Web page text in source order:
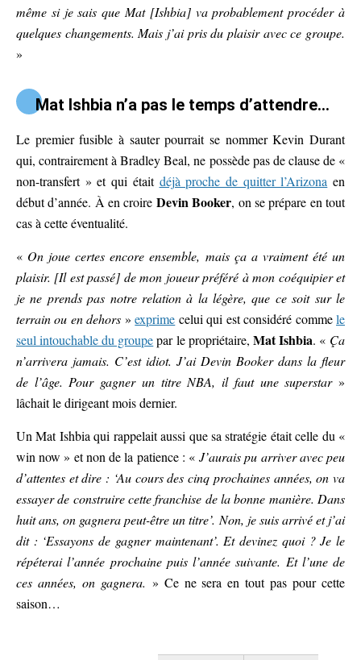
même si je sais que Mat [Ishbia] va probablement procéder à
quelques changements. Mais j’ai pris du plaisir avec ce groupe.
»
Mat Ishbia n’a pas le temps d’attendre…
Le premier fusible à sauter pourrait se nommer Kevin Durant
qui, contrairement à Bradley Beal, ne possède pas de clause de «
non-transfert » et qui était déjà proche de quitter l’Arizona en
début d’année. À en croire Devin Booker, on se prépare en tout
cas à cette éventualité.
« On joue certes encore ensemble, mais ça a vraiment été un
plaisir. [Il est passé] de mon joueur préféré à mon coéquipier et
je ne prends pas notre relation à la légère, que ce soit sur le
terrain ou en dehors »exprime celui qui est considéré commele
seul intouchable du groupepar le propriétaire, Mat Ishbia. « Ça
n’arrivera jamais. C’est idiot. J’ai Devin Booker dans la fleur
de l’âge. Pour gagner un titre NBA, il faut une superstar»
lâchait le dirigeant mois dernier.
Un Mat Ishbia qui rappelait aussi que sa stratégie était celle du «
win now » et non de la patience : «J’aurais pu arriver avec peu
d’attentes et dire : ‘Au cours des cinq prochaines années, on va
essayer de construire cette franchise de la bonne manière. Dans
huit ans, on gagnera peut-être un titre’. Non, je suis arrivé et j’ai
dit : ‘Essayons de gagner maintenant’. Et devinez quoi ? Je le
répéterai l’année prochaine puis l’année suivante. Et l’une de
ces années, on gagnera. » Ce ne sera en tout pas pour cette
saison…